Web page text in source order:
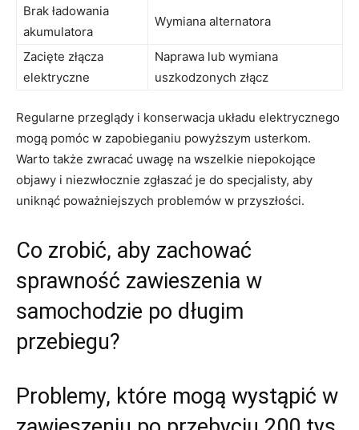
Brak ⁣ładowania
⁣akumulatora
Wymiana alternatora
Zacięte złącza ​
elektryczne
Naprawa ‌lub wymiana
uszkodzonych złącz
Regularne⁣ przeglądy i ‌konserwacja układu elektrycznego⁢
mogą pomóc w zapobieganiu powyższym⁤ usterkom.
Warto także zwracać ⁣uwagę ‍na wszelkie niepokojące
objawy i niezwłocznie zgłaszać ⁢je do specjalisty, aby
‌uniknąć poważniejszych problemów w przyszłości.
Co zrobić, ⁤aby zachować
sprawność⁢ zawieszenia‍ w
samochodzie po długim‌
przebiegu?
Problemy, które mogą wystąpić w⁤